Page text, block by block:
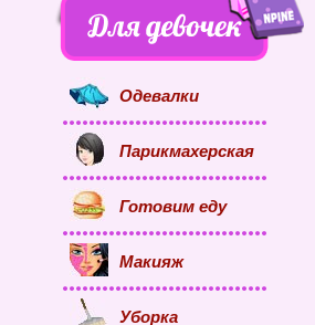
Одевалки
Парикмахерская
Готовим еду
Макияж
Уборка